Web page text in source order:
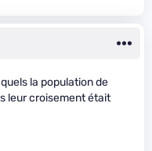
la population de
leur croisement était